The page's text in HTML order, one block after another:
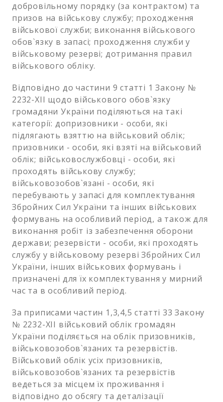
добровільному порядку (за контрактом) та
призов на військову службу; проходження
військової служби; виконання військового
обов`язку в запасі; проходження служби у
військовому резерві; дотримання правил
військового обліку.
Відповідно до частини 9 статті 1 Закону №
2232-XII щодо військового обов`язку
громадяни України поділяються на такі
категорії: допризовники - особи, які
підлягають взяттю на військовий облік;
призовники - особи, які взяті на військовий
облік; військовослужбовці - особи, які
проходять військову службу;
військовозобов`язані - особи, які
перебувають у запасі для комплектування
Збройних Сил України та інших військових
формувань на особливий період, а також для
виконання робіт із забезпечення оборони
держави; резервісти - особи, які проходять
службу у військовому резерві Збройних Сил
України, інших військових формувань і
призначені для їх комплектування у мирний
час та в особливий період.
За приписами частин 1,3,4,5 статті 33 Закону
№ 2232-XII військовий облік громадян
України поділяється на облік призовників,
військовозобов`язаних та резервістів.
Військовий облік усіх призовників,
військовозобов`язаних та резервістів
ведеться за місцем їх проживання і
відповідно до обсягу та деталізації